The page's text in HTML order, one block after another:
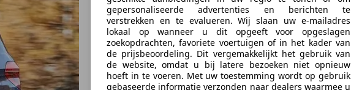
gepersonaliseerde advertenties en berichten te
verstrekken en te evalueren. Wij slaan uw e-mailadres
lokaal op wanneer u dit opgeeft voor opgeslagen
zoekopdrachten, favoriete voertuigen of in het kader van
de prijsbeoordeling. Dit vergemakkelijkt het gebruik van
de website, omdat u bij latere bezoeken niet opnieuw
hoeft in te voeren. Met uw toestemming wordt op gebruik
gebaseerde informatie verzonden naar dealers waarmee u